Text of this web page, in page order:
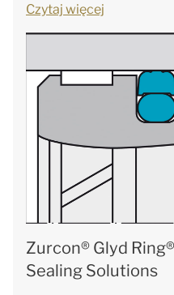
Czytaj więcej
Zurcon® Glyd
Sealing Solutions